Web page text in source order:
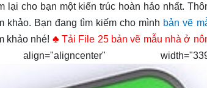
cho bạn một kiến trúc hoàn hảo nhất.
Bạn đang tìm kiếm cho mình bản vẽ
khảo nhé! ♣ Tải File 25 bản vẽ mẫu nhà ở